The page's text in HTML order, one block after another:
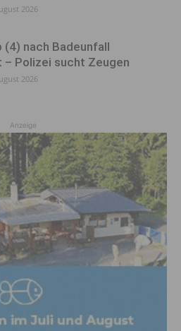
2026
(4) nach Badeunfall
– Polizei sucht Zeugen
2026
Anzeige